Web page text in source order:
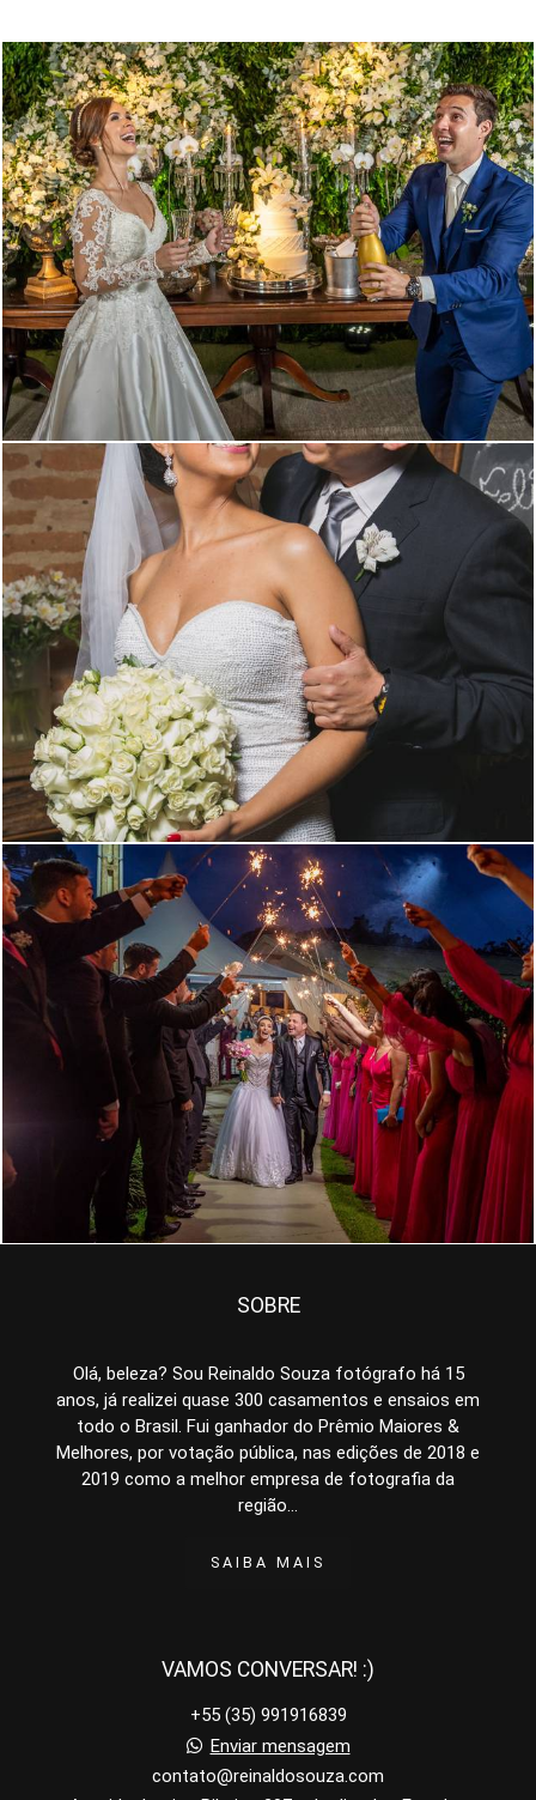
1617 30
2294 0
1872 29
SOBRE
Olá, beleza? Sou Reinaldo Souza fotógrafo há 15
anos, já realizei quase 300 casamentos e ensaios em
todo o Brasil. Fui ganhador do Prêmio Maiores &
Melhores, por votação pública, nas edições de 2018 e
2019 como a melhor empresa de fotografia da
região...
SAIBA MAIS
VAMOS CONVERSAR! :)
+55 (35) 991916839
Enviar mensagem
contato@reinaldosouza.com